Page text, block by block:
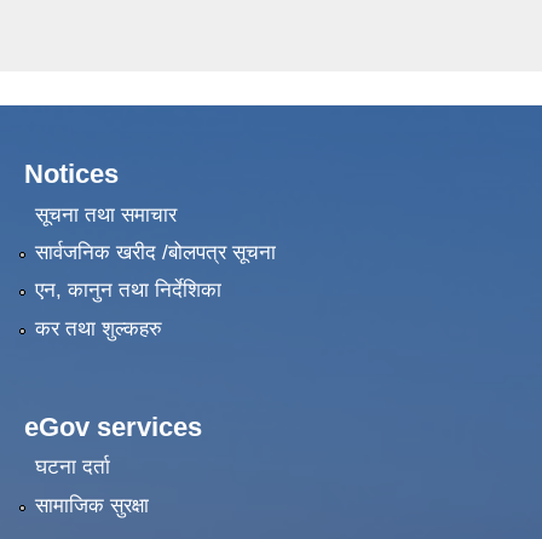
Notices
सूचना तथा समाचार
सार्वजनिक खरीद /बोलपत्र सूचना
एन, कानुन तथा निर्देशिका
कर तथा शुल्कहरु
eGov services
घटना दर्ता
सामाजिक सुरक्षा